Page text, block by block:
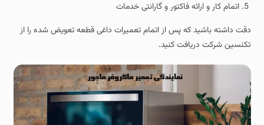
اتمام کار و ارائه فاکتور و گارانتی خدمات
دقت داشته باشید که پس از اتمام تعمیرات داغی قطعه تعویض شده را از
تکنسین شرکت دریافت کنید.